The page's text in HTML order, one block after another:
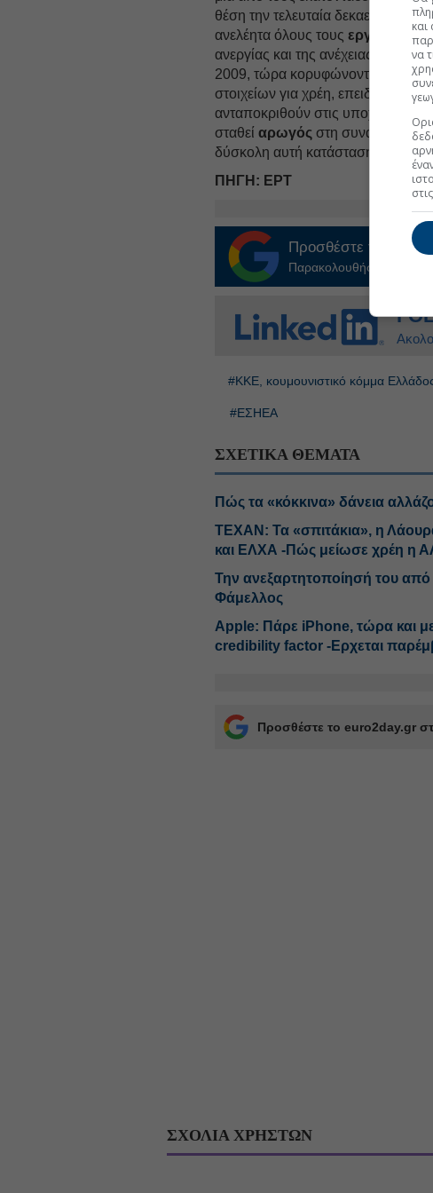
θέση την τελευταία δεκαετία,
ανελέητα όλους τους
ανεργίας και της ανέχειας, που
2009, τώρα κορυφώνονται, με
στοιχείων για χρέη, επειδή οι
ανταποκριθούν στις υποχρεώσεις
σταθείαρωγός στη συνάδελφο
δύσκολη αυτή κατάσταση».
ΠΗΓΗ: ΕΡΤ
Προσθέστε το
Παρακολουθήστε τις
#ΚΚΕ, κουμουνιστικό κόμμα
#ΕΣΗΕΑ
ΣΧΕΤΙΚΑ ΘΕΜΑΤΑ
Πώς τα «κόκκινα» δάνεια
ΤΕΧΑΝ: Τα «σπιτάκια», η
και ΕΛΧΑ -Πώς μείωσε χρέη η
Την ανεξαρτητοποίησή του
Φάμελλος
Αpple: Πάρε iPhone, τώρα και
credibility factor -Ερχεται
Προσθέστε το euro2day.gr
ΣΧΟΛΙΑ ΧΡΗΣΤΩΝ
να